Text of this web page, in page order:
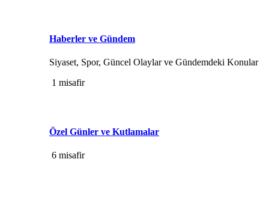
Haberler ve Gündem
Siyaset, Spor, Güncel Olaylar ve Gündemdeki Konular
1 misafir
Özel Günler ve Kutlamalar
6 misafir